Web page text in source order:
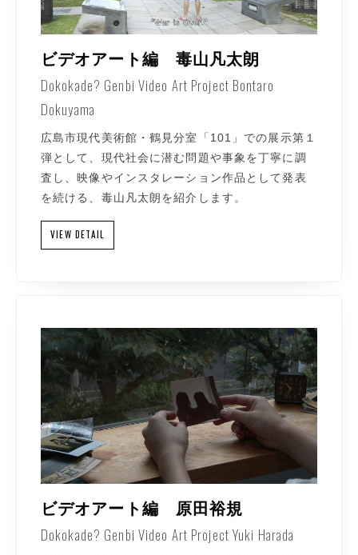
ビデオアート編 毒山凡太朗
Dokokade? Genbi Video Art Project Bontaro
Dokuyama
広島市現代美術館・鶴見分室「101」での展示第１
弾として、現代社会に潜む問題や事象を丁寧に調
査し、映像やインスタレーション作品として発表
を続ける、毒山凡太朗を紹介します。
VIEW DETAIL
ビデオアート編 原田裕規
Dokokade? Genbi Video Art Project Yuki Harada